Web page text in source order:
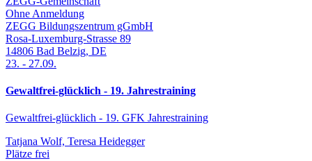
Ohne Anmeldung
ZEGG Bildungszentrum gGmbH
Rosa-Luxemburg-Strasse 89
14806 Bad Belzig, DE
23. - 27.09.
Gewaltfrei-glücklich - 19. Jahrestraining
Gewaltfrei-glücklich - 19. GFK Jahrestraining
Tatjana Wolf, Teresa Heidegger
Plätze frei